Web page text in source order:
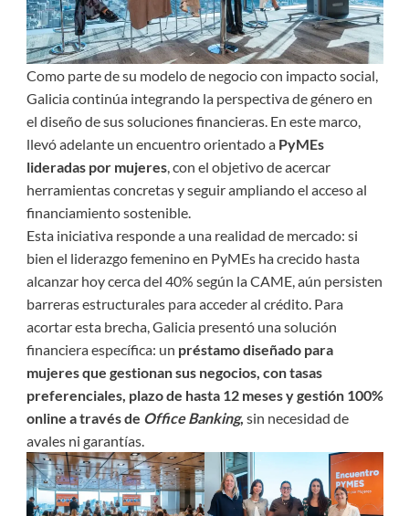
Como parte de su modelo de negocio con impacto social,
Galicia continúa integrando la perspectiva de género en
el diseño de sus soluciones financieras. En este marco,
llevó adelante un encuentro orientado aPyMEs
lideradas por mujeres, con el objetivo de acercar
herramientas concretas y seguir ampliando el acceso al
financiamiento sostenible.
Esta iniciativa responde a una realidad de mercado: si
bien el liderazgo femenino en PyMEs ha crecido hasta
alcanzar hoy cerca del 40% según la CAME, aún persisten
barreras estructurales para acceder al crédito. Para
acortar esta brecha, Galicia presentó una solución
financiera específica: un préstamo diseñado para
mujeres que gestionan sus negocios, con tasas
preferenciales, plazo de hasta 12 meses y gestión 100%
online a través de Office Banking, sin necesidad de
avales ni garantías.